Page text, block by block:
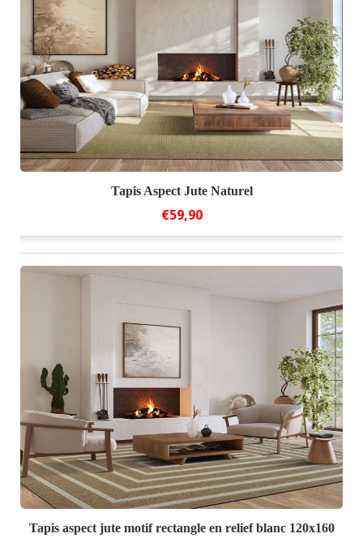
Tapis Aspect Jute Naturel
€59,90
Tapis aspect jute motif rectangle en relief blanc 120x160